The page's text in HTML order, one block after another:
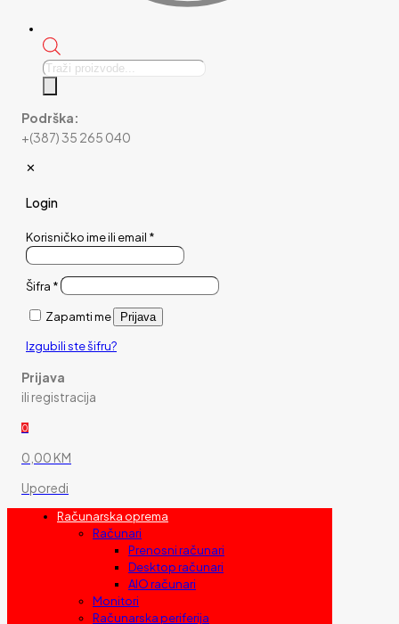
Products
Podrška:
+(387) 35 265 040
✕
Login
Korisničko ime ili email *
Šifra *
Zapamti me Prijava
Izgubili ste šifru?
Prijava
ili registracija
0
0,00 KM
Uporedi
Računarska oprema
Računari
Prenosni računari
Desktop računari
AIO računari
Monitori
Računarska periferija